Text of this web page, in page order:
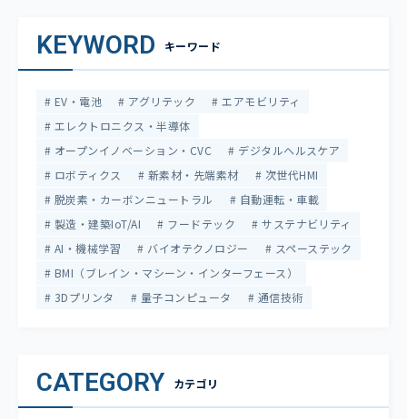
KEYWORD キーワード
EV・電池 アグリテック
エアモビリティ
エレクトロニクス・半導体
オープンイノベーション・CVC
デジタルヘルスケア
ロボティクス
新素材・先端素材
次世代HMI
脱炭素・カーボンニュートラル
自動運転・車載
製造・建築IoT/AI
フードテック
サステナビリティ
AI・機械学習
バイオテクノロジー
スペーステック
BMI（ブレイン・マシーン・インターフェース）
3Dプリンタ
量子コンピュータ 通信技術
CATEGORY カテゴリ